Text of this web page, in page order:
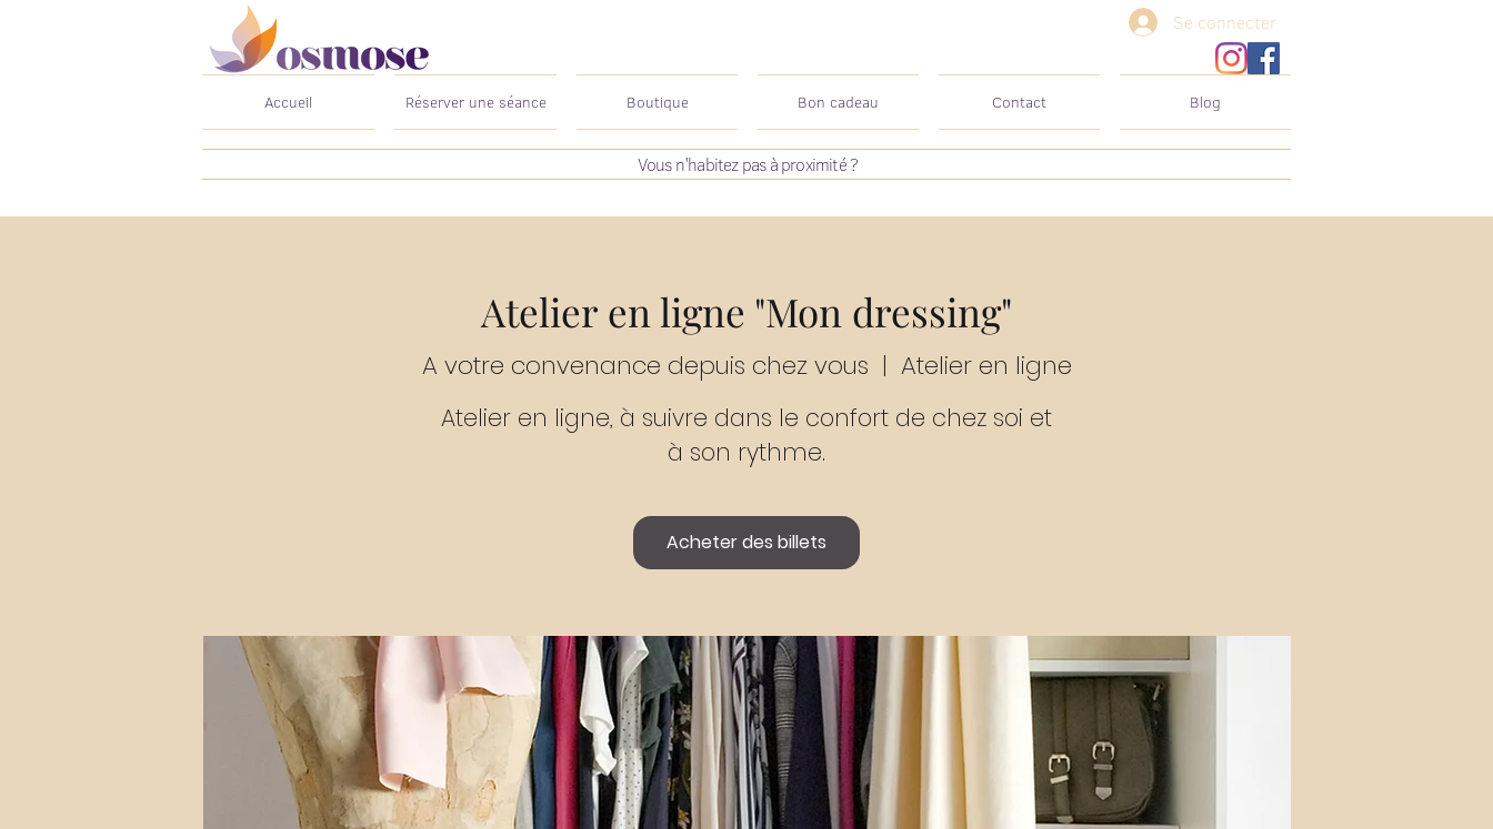
Se connecter
Accueil Réserver une séance Boutique Bon cadeau Contact Blog
Vous n'habitez pas à proximité ?
Atelier en ligne "Mon dressing"
A votre convenance depuis chez vous
  |
Atelier en ligne
Atelier en ligne, à suivre dans le confort de chez soi et
à son rythme.
Acheter des billets